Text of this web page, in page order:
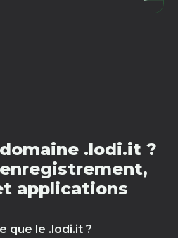
.lodi.it ?
applications
que le .lodi.it ?